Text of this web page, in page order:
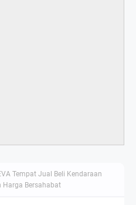
Tempat Jual Beli Kendaraan
Harga Bersahabat